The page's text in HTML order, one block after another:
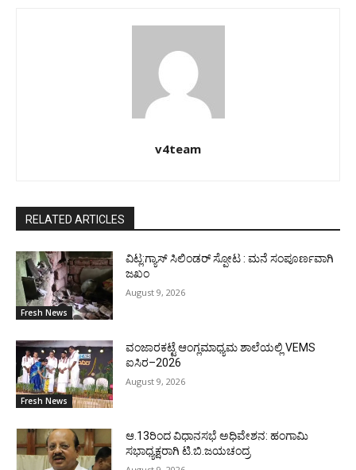
v4team
RELATED ARTICLES
Fresh News
ವಿಟ್ಲ:ಗ್ಯಾಸ್ ಸಿಲಿಂಡರ್ ಸ್ಪೋಟ : ಮನೆ ಸಂಪೂರ್ಣವಾಗಿ
ಜಖಂ
August 9, 2026
Fresh News
ವಂಜಾರಕಟ್ಟೆ ಆಂಗ್ಲಮಾಧ್ಯಮ ಶಾಲೆಯಲ್ಲಿ VEMS
ಐಸಿರ–2026
August 9, 2026
ಆ.13ರಿಂದ ವಿಧಾನಸಭೆ ಅಧಿವೇಶನ: ಹಂಗಾಮಿ
ಸಭಾಧ್ಯಕ್ಷರಾಗಿ ಟಿ.ಬಿ.ಜಯಚಂದ್ರ